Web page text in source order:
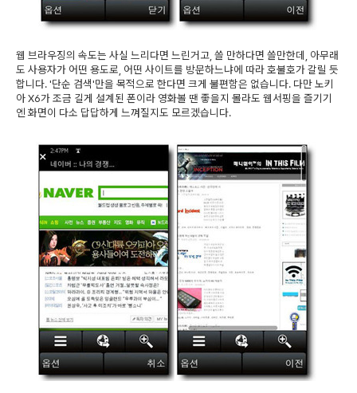
웹 브라우징의 속도는 사실 느리다면 느린거고, 쓸 만하다면 쓸만한데, 아무래
도 사용자가 어떤 용도로, 어떤 사이트를 방문하느냐에 따라 호불호가 갈릴 듯
합니다. '단순 검색'만을 목적으로 한다면 크게 불편함은 없습니다. 다만 노키
아 X6가 조금 길게 설계된 폰이라 영화볼 땐 좋을지 몰라도 웹서핑을 즐기기
엔 화면이 다소 답답하게 느껴질지도 모르겠습니다.